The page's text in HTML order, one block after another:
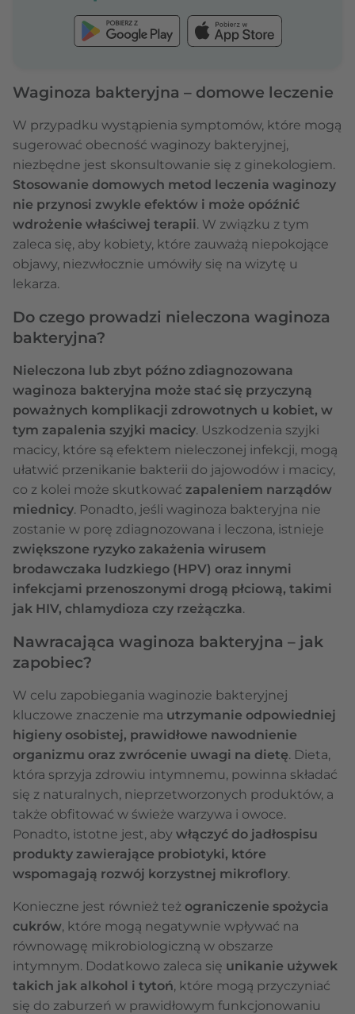
Waginoza bakteryjna – domowe leczenie
W przypadku wystąpienia symptomów, które mogą
sugerować obecność waginozy bakteryjnej,
niezbędne jest skonsultowanie się z ginekologiem.
Stosowanie domowych metod leczenia waginozy
nie przynosi zwykle efektów i może opóźnić
wdrożenie właściwej terapii. W związku z tym
zaleca się, aby kobiety, które zauważą niepokojące
objawy, niezwłocznie umówiły się na wizytę u
lekarza.
Do czego prowadzi nieleczona waginoza
bakteryjna?
Nieleczona lub zbyt późno zdiagnozowana
waginoza bakteryjna może stać się przyczyną
poważnych komplikacji zdrowotnych u kobiet, w
tym zapalenia szyjki macicy. Uszkodzenia szyjki
macicy, które są efektem nieleczonej infekcji, mogą
ułatwić przenikanie bakterii do jajowodów i macicy,
co z kolei może skutkować zapaleniem narządów
miednicy. Ponadto, jeśli waginoza bakteryjna nie
zostanie w porę zdiagnozowana i leczona, istnieje
zwiększone ryzyko zakażenia wirusem
brodawczaka ludzkiego (HPV) oraz innymi
infekcjami przenoszonymi drogą płciową, takimi
jak HIV, chlamydioza czy rzeżączka.
Nawracająca waginoza bakteryjna – jak
zapobiec?
W celu zapobiegania waginozie bakteryjnej
kluczowe znaczenie ma utrzymanie odpowiedniej
higieny osobistej, prawidłowe nawodnienie
organizmu oraz zwrócenie uwagi na dietę. Dieta,
która sprzyja zdrowiu intymnemu, powinna składać
się z naturalnych, nieprzetworzonych produktów, a
także obfitować w świeże warzywa i owoce.
Ponadto, istotne jest, aby włączyć do jadłospisu
produkty zawierające probiotyki, które
wspomagają rozwój korzystnej mikroflory.
Konieczne jest również też ograniczenie spożycia
cukrów, które mogą negatywnie wpływać na
równowagę mikrobiologiczną w obszarze
intymnym. Dodatkowo zaleca się unikanie używek
takich jak alkohol i tytoń, które mogą przyczyniać
się do zaburzeń w prawidłowym funkcjonowaniu